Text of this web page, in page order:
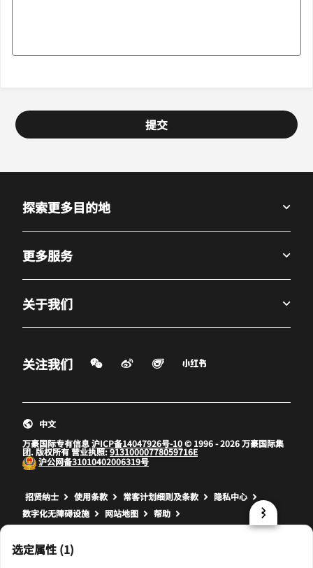
提交
选定属性 (1)
探索更多目的地
更多服务
关于我们
关注我们 微信扫一扫
微博
打开新窗口
飞猪
打开新窗口打开新窗口
万豪国际专有信息沪ICP备14047926号-10© 1996 - 2026 万豪国际集
团. 版权所有 营业执照:91310000778059716E
沪公网备31010402006319号
中文
招贤纳士 打开新窗口
使用条款 打开新窗口
常客计划细则及条款 打开新窗口
隐私中心
数字化无障碍设施
网站地图 帮助
prod32,88B9A42D-7F14-5CB2-8D2F-B60A8B67236E,NA